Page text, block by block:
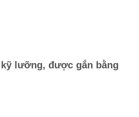
lưỡng, được gắn bằng